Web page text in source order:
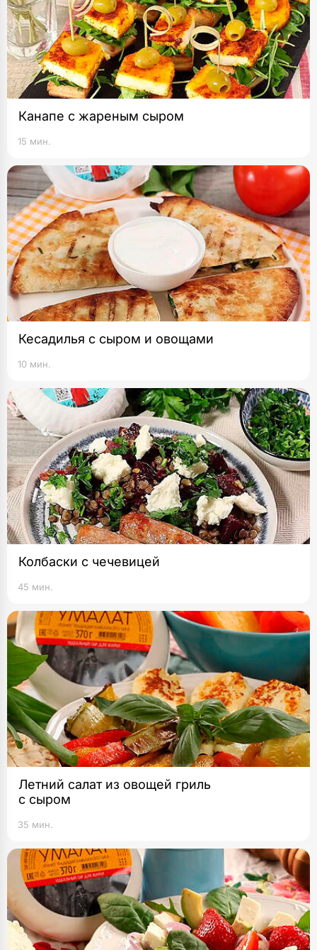
Канапе с жареным сыром
15 мин.
Кесадилья с сыром и овощами
10 мин.
Колбаски с чечевицей
45 мин.
Летний салат из овощей гриль
с сыром
35 мин.